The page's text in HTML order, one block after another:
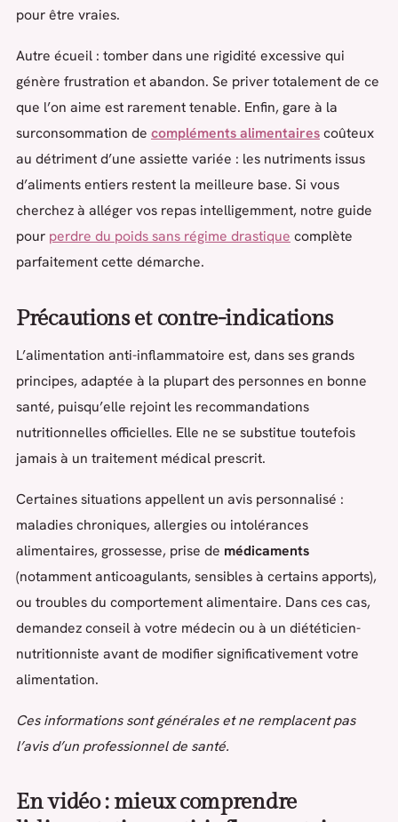
pour être vraies.
Autre écueil : tomber dans une rigidité excessive qui
génère frustration et abandon. Se priver totalement de ce
que l’on aime est rarement tenable. Enfin, gare à la
surconsommation de compléments alimentairescoûteux
au détriment d’une assiette variée : les nutriments issus
d’aliments entiers restent la meilleure base. Si vous
cherchez à alléger vos repas intelligemment, notre guide
pour perdre du poids sans régime drastique complète
parfaitement cette démarche.
Précautions et contre-indications
L’alimentation anti-inflammatoire est, dans ses grands
principes, adaptée à la plupart des personnes en bonne
santé, puisqu’elle rejoint les recommandations
nutritionnelles officielles. Elle ne se substitue toutefois
jamais à un traitement médical prescrit.
Certaines situations appellent un avis personnalisé :
maladies chroniques, allergies ou intolérances
alimentaires, grossesse, prise de médicaments
(notamment anticoagulants, sensibles à certains apports),
ou troubles du comportement alimentaire. Dans ces cas,
demandez conseil à votre médecin ou à un diététicien-
nutritionniste avant de modifier significativement votre
alimentation.
Ces informations sont générales et ne remplacent pas
l’avis d’un professionnel de santé.
En vidéo : mieux comprendre